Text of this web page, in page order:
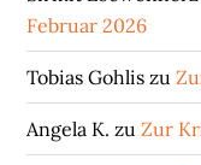
Februar 2026
Tobias Gohlis zu
Angela K. zuZur